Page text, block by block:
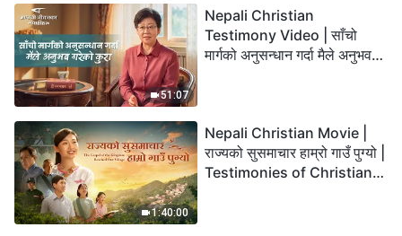
51:07
Nepali Christian
Testimony Video | साँचो
मार्गको अनुसन्धान गर्दा मैले अनुभव
1:40:00
Nepali Christian Movie |
राज्यको सुसमाचार हाम्रो गाउँ पुग्यो |
Testimonies of Christians